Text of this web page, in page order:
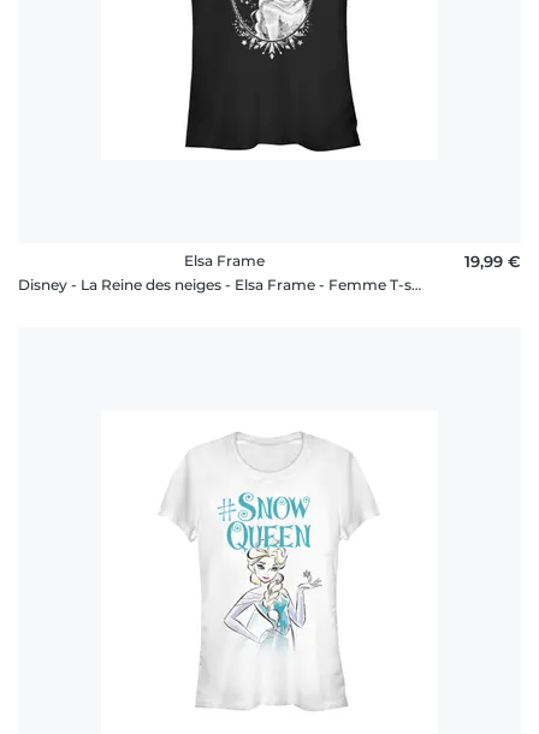
Elsa Frame
Disney - La Reine des neiges - Elsa Frame - Femme T-shirt
19,99 €